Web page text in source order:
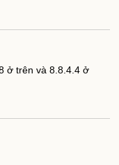
ở trên và 8.8.4.4 ở